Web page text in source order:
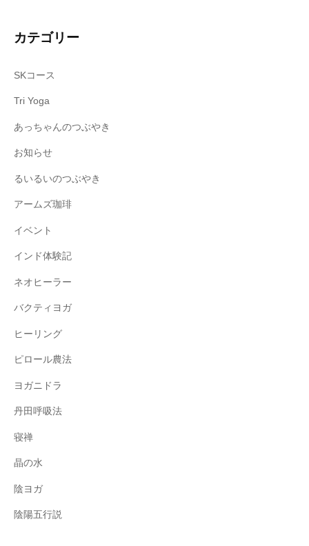
カテゴリー
SKコース
Tri Yoga
あっちゃんのつぶやき
お知らせ
るいるいのつぶやき
アームズ珈琲
イベント
インド体験記
ネオヒーラー
バクティヨガ
ヒーリング
ピロール農法
ヨガニドラ
丹田呼吸法
寝禅
晶の水
陰ヨガ
陰陽五行説